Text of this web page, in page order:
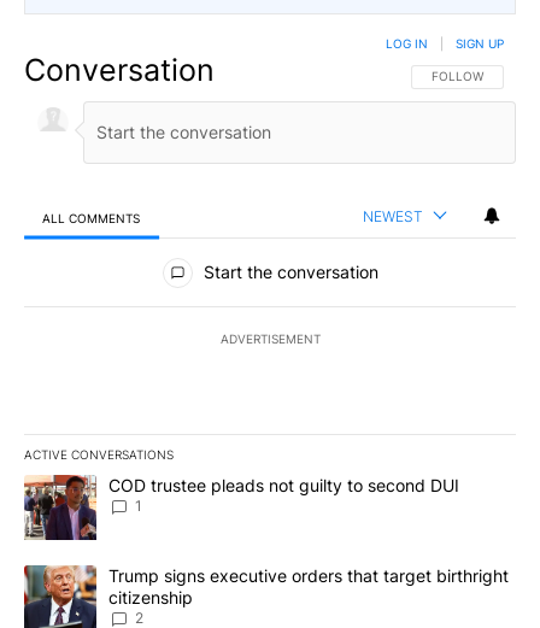
Conversation FOLLOW THIS
FOLLOW
LOG IN SIGN UP
ALL COMMENTS NEWEST
All Comments
Start the conversation
ADVERTISEMENT
ACTIVE CONVERSATIONS
The following is a list of the most commented articles in the last
A trending article titled "COD trustee pleads not guilty to second
COD trustee pleads not guilty to second DUI
1
A trending article titled "Trump signs executive orders that
Trump signs executive orders that target birthright
citizenship
2